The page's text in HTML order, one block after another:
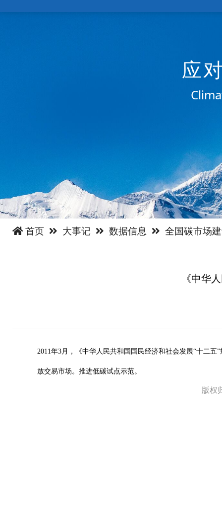
应
首页 大事记 数据信息 全国碳市场
《中华
2011年3月，《中华人民共和国国民经济和社会发展“十二
放交易市场。推进低碳试点示范。
版权